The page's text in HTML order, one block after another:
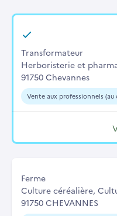
Transformateur
Herboristerie et
91750 Chevannes
Vente aux professionnels (au
Ferme
Culture céréalière,
91750 CHEVANNES